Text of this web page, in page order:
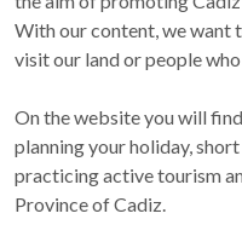
With our content, we want
visit our land or people
On the website you will
planning your holiday,
practicing active tourism
Province of Cadiz.